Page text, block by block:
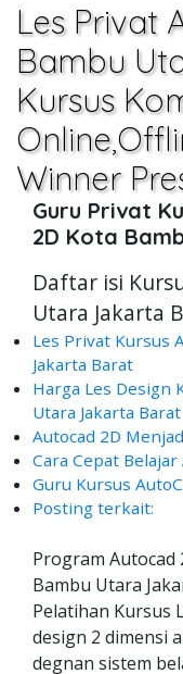
Les Privat
Bambu
Kursus
Winner
Guru Privat
2D Kota
Daftar isi
Utara Jakarta
Les Privat Kursus
Jakarta Barat
Harga Les Design
Utara Jakarta Barat
Autocad 2D
Cara Cepat
Guru Kursus
Posting terkait:
Program Autocad
Bambu Utara
Pelatihan Kursus
design 2 dimensi
degnan sistem